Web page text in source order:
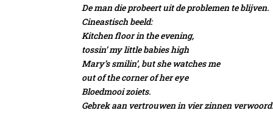
De man die probeert uit de problemen te blijven.
Cineastisch beeld:
Kitchen floor in the evening,
tossin’ my little babies high
Mary’s smilin’, but she watches me
out of the corner of her eye
Bloedmooi zoiets.
Gebrek aan vertrouwen in vier zinnen